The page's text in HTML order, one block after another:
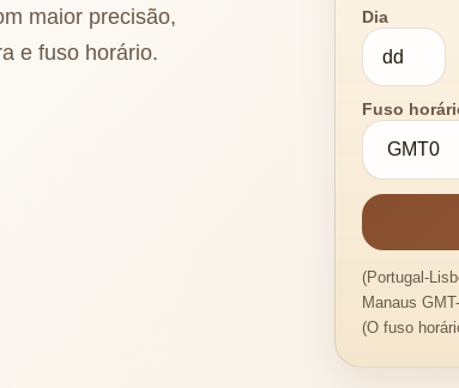
maior precisão,
e fuso horário.
Dia
Fuso
(Portugal-
Manaus
(O fuso